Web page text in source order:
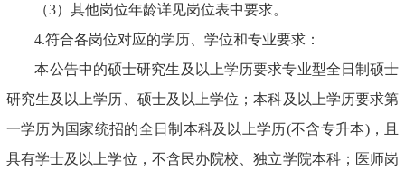
（3）其他岗位年龄详见岗位表中要求。
4.符合各岗位对应的学历、学位和专业要求：
本公告中的硕士研究生及以上学历要求专业型全日制硕士
研究生及以上学历、硕士及以上学位；本科及以上学历要求第
一学历为国家统招的全日制本科及以上学历(不含专升本)，且
具有学士及以上学位，不含民办院校、独立学院本科；医师岗